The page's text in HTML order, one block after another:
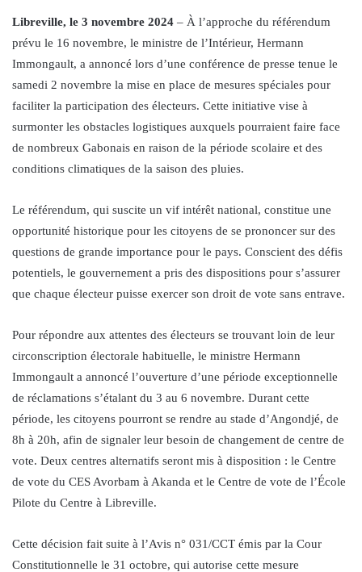
Libreville, le 3 novembre 2024 – À l’approche du référendum
prévu le 16 novembre, le ministre de l’Intérieur, Hermann
Immongault, a annoncé lors d’une conférence de presse tenue le
samedi 2 novembre la mise en place de mesures spéciales pour
faciliter la participation des électeurs. Cette initiative vise à
surmonter les obstacles logistiques auxquels pourraient faire face
de nombreux Gabonais en raison de la période scolaire et des
conditions climatiques de la saison des pluies.
Le référendum, qui suscite un vif intérêt national, constitue une
opportunité historique pour les citoyens de se prononcer sur des
questions de grande importance pour le pays. Conscient des défis
potentiels, le gouvernement a pris des dispositions pour s’assurer
que chaque électeur puisse exercer son droit de vote sans entrave.
Pour répondre aux attentes des électeurs se trouvant loin de leur
circonscription électorale habituelle, le ministre Hermann
Immongault a annoncé l’ouverture d’une période exceptionnelle
de réclamations s’étalant du 3 au 6 novembre. Durant cette
période, les citoyens pourront se rendre au stade d’Angondjé, de
8h à 20h, afin de signaler leur besoin de changement de centre de
vote. Deux centres alternatifs seront mis à disposition : le Centre
de vote du CES Avorbam à Akanda et le Centre de vote de l’École
Pilote du Centre à Libreville.
Cette décision fait suite à l’Avis n° 031/CCT émis par la Cour
Constitutionnelle le 31 octobre, qui autorise cette mesure